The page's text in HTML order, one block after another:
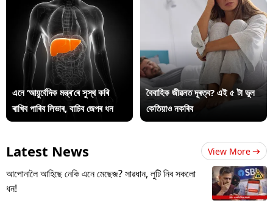
এনে ‘আয়ুৰ্বেদিক মন্ত্ৰ’ৰে সুস্থ কৰি
ৰাখিব পাৰিব লিভাৰ, বাচিব জেপৰ ধন
বৈবাহিক জীৱনত দূৰত্ব? এই ৫ টা ভুল
কেতিয়াও নকৰিব
Latest News View More
আপোনালৈ আহিছে নেকি এনে মেছেজ? সাৱধান, লুটি নিব সকলো
ধন!